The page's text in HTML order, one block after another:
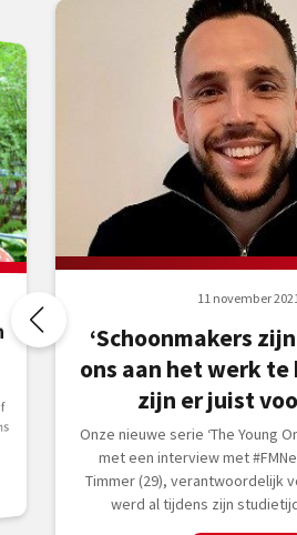
11 november 2021
‘Schoonmakers
ons aan het werk
zijn er juist
Onze nieuwe serie ‘The Young
met een interview met
Timmer (29), verantwoordelijk
werd al tijdens zijn